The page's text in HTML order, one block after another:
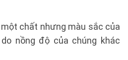
chất nhưng màu sắc của
nồng độ của chúng khác